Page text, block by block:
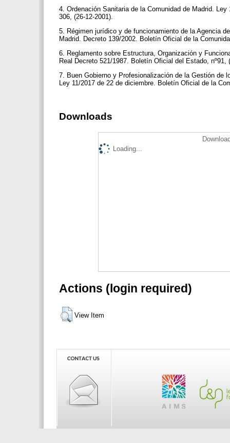
4. Ordenación Sanitaria de la Comunidad de Madrid.
306, (26-12-2001).
5. Régimen jurídico y de funcionamiento de la Agencia
Madrid. Decreto 139/2002. Boletín Oficial de la
6. Reglamento sobre Estructura, Organización y
Real Decreto 521/1987. Boletín Oficial del Estado, nº91,
7. Buen Gobierno y Profesionalización de la Gestión de
Ley 11/2017 de 22 de diciembre. Boletín Oficial de la
Downloads
Loading...
Actions (login required)
View Item